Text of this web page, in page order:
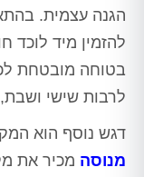
הגנה עצמית.
להזמין מיד לוכד
בטוחה מובטחת
לרבות שישי
דגש נוסף הוא
מנוסה מכיר את